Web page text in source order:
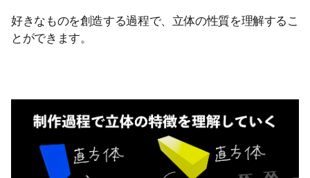
好きなものを創造する過程で、立体の性質を理解するこ
とができます。